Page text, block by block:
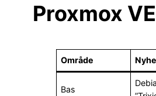
Proxmox
Område
Bas